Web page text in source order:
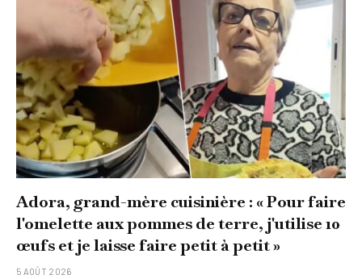
Adora, grand-mère cuisinière : « Pour faire
l'omelette aux pommes de terre, j'utilise 10
œufs et je laisse faire petit à petit »
5 AOÛT 2026